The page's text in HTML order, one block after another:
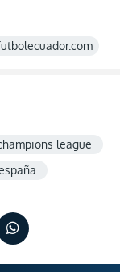
league